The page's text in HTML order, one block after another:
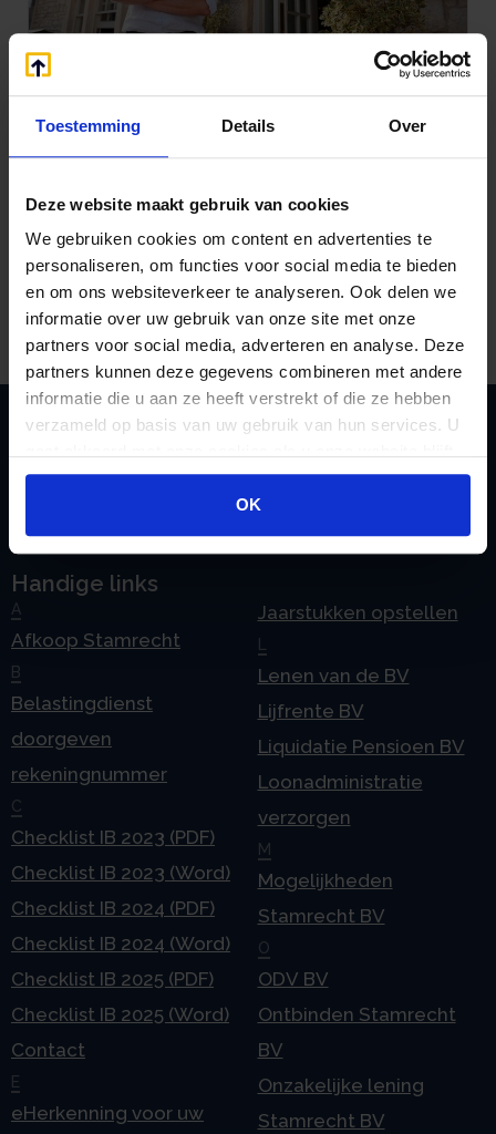
Toestemming Details Over
Deze website maakt gebruik van cookies
We gebruiken cookies om content en advertenties te
personaliseren, om functies voor social media te bieden
en om ons websiteverkeer te analyseren. Ook delen we
informatie over uw gebruik van onze site met onze
partners voor social media, adverteren en analyse. Deze
partners kunnen deze gegevens combineren met andere
informatie die u aan ze heeft verstrekt of die ze hebben
verzameld op basis van uw gebruik van hun services. U
gebruiken.
OK
Handhaving UBO-register
Vorige 1 2 Volgende
Zoeken
Handige links
A
Afkoop Stamrecht
B
Belastingdienst
doorgeven
rekeningnummer
C
Checklist IB 2023 (PDF)
Checklist IB 2023 (Word)
Checklist IB 2024 (PDF)
Checklist IB 2024 (Word)
Checklist IB 2025 (PDF)
Checklist IB 2025 (Word)
Contact
E
eHerkenning voor uw
Jaarstukken opstellen
Lenen van de BV
Lijfrente BV
Liquidatie Pensioen BV
Loonadministratie
verzorgen
M
Mogelijkheden
Stamrecht BV
O
ODV BV
Ontbinden Stamrecht
BV
Onzakelijke lening
Stamrecht BV